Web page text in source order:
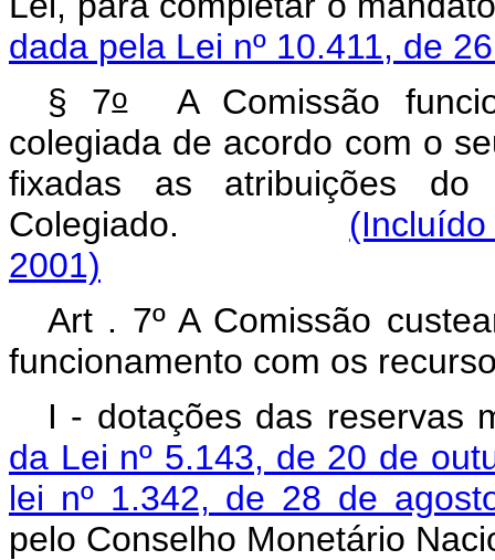
dada pela Lei nº 10.411, de
§ 7oA Comissão
colegiada de acordo com o
fixadas as atribuições
Colegiado.
2001)
Art . 7º A Comissão
funcionamento com os
I - dotações das reservas
da Lei nº 5.143, de 20 de
lei nº 1.342, de 28 de
pelo Conselho Monetário